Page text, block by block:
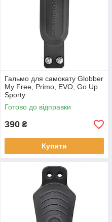
Гальмо для самокату Globber
My Free, Primo, EVO, Go Up
Sporty
Готово до відправки
390 ₴
Купити